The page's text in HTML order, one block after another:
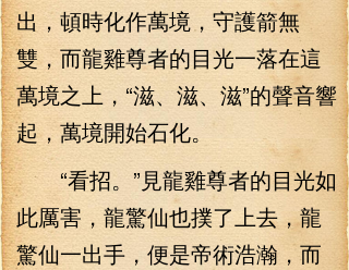
出，頓時化作萬境，守護箭無
雙，而龍雞尊者的目光一落在這
萬境之上，“滋、滋、滋”的聲音響
起，萬境開始石化。
“看招。”見龍雞尊者的目光如
此厲害，龍驚仙也撲了上去，龍
驚仙一出手，便是帝術浩瀚，而